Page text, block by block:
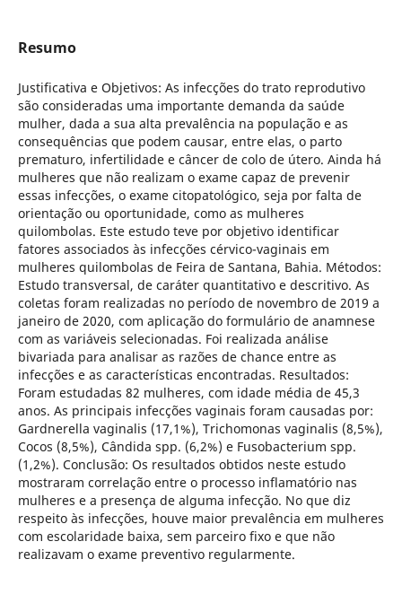
Resumo
Justificativa e Objetivos: As infecções do trato reprodutivo
são consideradas uma importante demanda da saúde
mulher, dada a sua alta prevalência na população e as
consequências que podem causar, entre elas, o parto
prematuro, infertilidade e câncer de colo de útero. Ainda há
mulheres que não realizam o exame capaz de prevenir
essas infecções, o exame citopatológico, seja por falta de
orientação ou oportunidade, como as mulheres
quilombolas. Este estudo teve por objetivo identificar
fatores associados às infecções cérvico-vaginais em
mulheres quilombolas de Feira de Santana, Bahia. Métodos:
Estudo transversal, de caráter quantitativo e descritivo. As
coletas foram realizadas no período de novembro de 2019 a
janeiro de 2020, com aplicação do formulário de anamnese
com as variáveis selecionadas. Foi realizada análise
bivariada para analisar as razões de chance entre as
infecções e as características encontradas. Resultados:
Foram estudadas 82 mulheres, com idade média de 45,3
anos. As principais infecções vaginais foram causadas por:
Gardnerella vaginalis (17,1%), Trichomonas vaginalis (8,5%),
Cocos (8,5%), Cândida spp. (6,2%) e Fusobacterium spp.
(1,2%). Conclusão: Os resultados obtidos neste estudo
mostraram correlação entre o processo inflamatório nas
mulheres e a presença de alguma infecção. No que diz
respeito às infecções, houve maior prevalência em mulheres
com escolaridade baixa, sem parceiro fixo e que não
realizavam o exame preventivo regularmente.